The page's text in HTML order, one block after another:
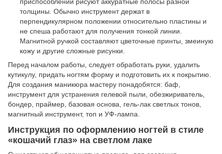
толщины. Обычно инструмент держат в
перпендикулярном положении относительно пластины и
не спеша работают для получения тонкой линии.
Магнитной ручкой составляют цветочные принты, змеиную
кожу и другие сложные рисунки.
Перед началом работы, следует обработать руки, удалить
кутикулу, придать ногтям форму и подготовить их к покрытию.
Для создания маникюра мастеру понадобятся: баф,
инструмент для устранения гелевой пыли, обезжириватель,
бондер, праймер, базовая основа, гель-лак светлых тонов,
магнитный инструмент, топ и УФ-лампа.
Инструкция по оформлению ногтей в стиле
«кошачий глаз» на светлом лаке